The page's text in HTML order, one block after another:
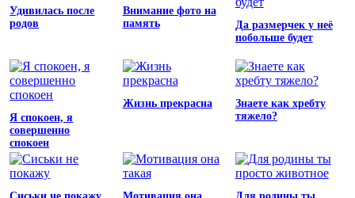
Удивилась после
родов
Внимание фото на
память
Да размерчек у неё
побольше будет
Я спокоен, я
совершенно
спокоен
Жизнь прекрасна
Знаете как хребту
тяжело?